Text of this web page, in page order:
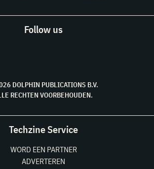
Follow us
DOLPHIN PUBLICATIONS B.V.
RECHTEN VOORBEHOUDEN.
Techzine Service
WORD EEN PARTNER
ADVERTEREN